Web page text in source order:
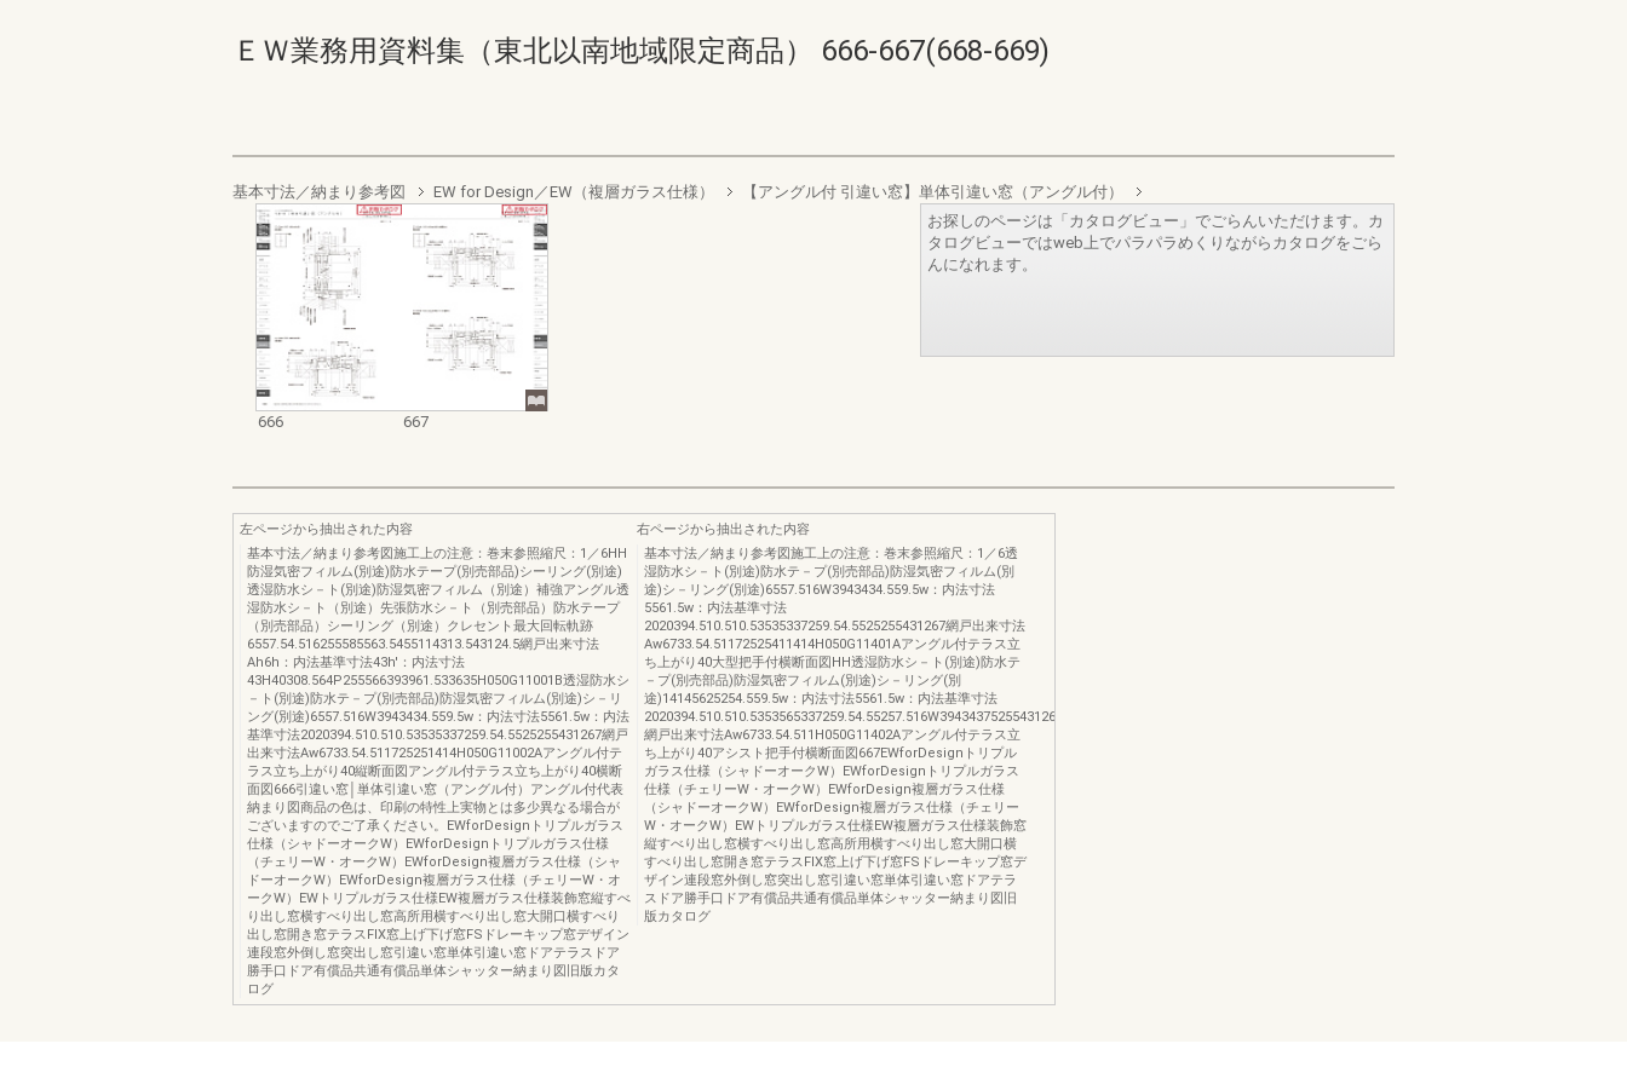
ＥＷ業務用資料集（東北以南地域限定商品） 666-667(668-669)
基本寸法／納まり参考図 EW for Design／EW（複層ガラス仕様） 【アングル付 引違い窓】単体引違い窓（アングル付）
666 667
お探しのページは「カタログビュー」でごらんいただけます。カ
タログビューではweb上でパラパラめくりながらカタログをごら
んになれます。
左ページから抽出された内容
基本寸法／納まり参考図施工上の注意：巻末参照縮尺：1／6HH
防湿気密フィルム(別途)防水テープ(別売部品)シーリング(別途)
透湿防水シ－ト(別途)防湿気密フィルム（別途）補強アングル透
湿防水シ－ト（別途）先張防水シ－ト（別売部品）防水テープ
（別売部品）シーリング（別途）クレセント最大回転軌跡
6557.54.516255585563.5455114313.543124.5網戸出来寸法
Ah6h：内法基準寸法43h'：内法寸法
43H40308.564P255566393961.533635H050G11001B透湿防水シ
－ト(別途)防水テ－プ(別売部品)防湿気密フィルム(別途)シ－リ
ング(別途)6557.516W3943434.559.5w：内法寸法5561.5w：内法
基準寸法2020394.510.510.53535337259.54.5525255431267網戸
出来寸法Aw6733.54.511725251414H050G11002Aアングル付テ
ラス立ち上がり40縦断面図アングル付テラス立ち上がり40横断
面図666引違い窓│単体引違い窓（アングル付）アングル付代表
納まり図商品の色は、印刷の特性上実物とは多少異なる場合が
ございますのでご了承ください。EWforDesignトリプルガラス
仕様（シャドーオークW）EWforDesignトリプルガラス仕様
（チェリーW・オークW）EWforDesign複層ガラス仕様（シャ
ドーオークW）EWforDesign複層ガラス仕様（チェリーW・オ
ークW）EWトリプルガラス仕様EW複層ガラス仕様装飾窓縦すべ
り出し窓横すべり出し窓高所用横すべり出し窓大開口横すべり
出し窓開き窓テラスFIX窓上げ下げ窓FSドレーキップ窓デザイン
連段窓外倒し窓突出し窓引違い窓単体引違い窓ドアテラスドア
勝手口ドア有償品共通有償品単体シャッター納まり図旧版カタ
ログ
右ページから抽出された内容
基本寸法／納まり参考図施工上の注意：巻末参照縮尺：1／6透
湿防水シ－ト(別途)防水テ－プ(別売部品)防湿気密フィルム(別
途)シ－リング(別途)6557.516W3943434.559.5w：内法寸法
5561.5w：内法基準寸法
2020394.510.510.53535337259.54.5525255431267網戸出来寸法
Aw6733.54.51172525411414H050G11401Aアングル付テラス立
ち上がり40大型把手付横断面図HH透湿防水シ－ト(別途)防水テ
－プ(別売部品)防湿気密フィルム(別途)シ－リング(別
途)14145625254.559.5w：内法寸法5561.5w：内法基準寸法
2020394.510.510.5353565337259.54.55257.516W39434375255431267
網戸出来寸法Aw6733.54.511H050G11402Aアングル付テラス立
ち上がり40アシスト把手付横断面図667EWforDesignトリプル
ガラス仕様（シャドーオークW）EWforDesignトリプルガラス
仕様（チェリーW・オークW）EWforDesign複層ガラス仕様
（シャドーオークW）EWforDesign複層ガラス仕様（チェリー
W・オークW）EWトリプルガラス仕様EW複層ガラス仕様装飾窓
縦すべり出し窓横すべり出し窓高所用横すべり出し窓大開口横
すべり出し窓開き窓テラスFIX窓上げ下げ窓FSドレーキップ窓デ
ザイン連段窓外倒し窓突出し窓引違い窓単体引違い窓ドアテラ
スドア勝手口ドア有償品共通有償品単体シャッター納まり図旧
版カタログ